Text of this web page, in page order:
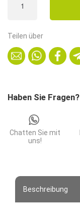
Retro
|
cm
Rot
Ecke
Menge
Teilen über
Haben Sie Fragen?
Chatten Sie mit
uns!
Beschreibung